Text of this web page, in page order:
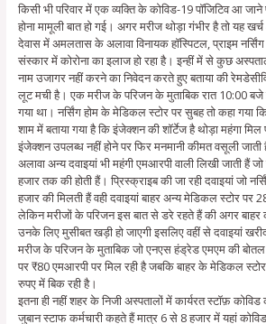
किसी भी परिवार में एक व्यक्ति के कोविड-19 पॉजिटिव आ
होना मामूली बात हो गई। अगर मरीज थोड़ा गंभीर है तो यह
देवास में अमलतास के अलावा विनायक हॉस्पिटल, प्राइम
संस्कार में कोरोना का इलाज हो रहा है। इन्हीं में से कुछ
नाम उजागर नहीं करने का निवेदन करते हुए बताया की
लूट मची है। एक मरीज के परिजन के मुताबिक रात 10:00
गया था। नर्सिंग होम के मेडिकल स्टोर पर सुबह तो कहा गया
शाम में बताया गया है कि इंजेक्शन की शॉर्टेज है थोड़ा महंगा
इंजेक्शन उपलब्ध नहीं होने पर फिर मनमानी कीमत वसूली
अलावा अन्य दवाइयां भी महंगी एमआरपी वाली लिखी जाती हैं
हजार तक की होती हैं। प्रिस्क्राइब की जा रही दवाइयां जो
हजार की मिलती हैं वही दवाइयां बाहर अन्य मेडिकल स्टोर पर
लेकिन मरीजों के परिजन इस बात से डरे रहते हैं की अगर बाहर
उनके लिए मुसीबत खड़ी हो जाएगी इसलिए वहीं से दवाइयां
मरीज के परिजन के मुताबिक जो एनएस हंड्रेड एमएम की बोतल
पर ₹80 एमआरपी पर मिल रही है जबकि बाहर के मेडिकल
रुपए में बिक रही है।
इतना ही नहीं शहर के निजी अस्पतालों में कार्यरत स्टॉफ़
जुबान स्टाफ कर्मचारी कहते हैं मात्र 6 से 8 हजार में यहां